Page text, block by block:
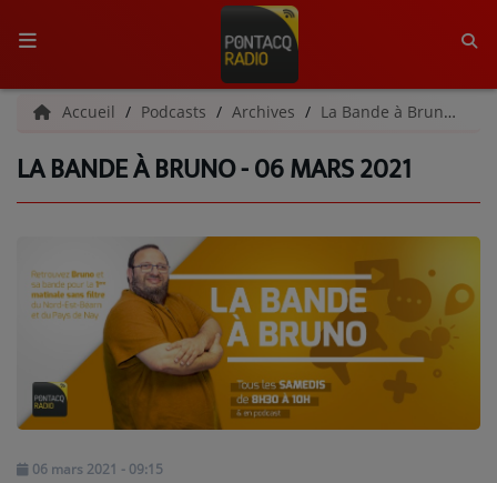
ACCUEIL
RADIO
L'ÉQUIPE
GRILLE DES PROGRAMMES
C'ÉTAIT QUOI CE TITRE ?
MÉDIAS
PODCASTS - SAISON 2026/2027
Accueil Podcasts Archives La Bande à Bruno | Archives
LA BANDE À BRUNO - 06 MARS 2021
06 mars 2021 - 09:15